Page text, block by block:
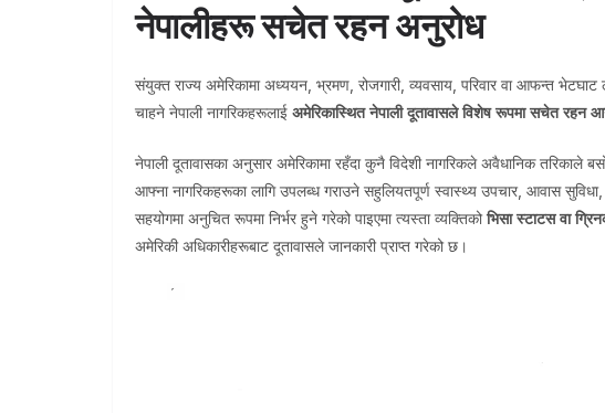
नेपालीहरू सचेत रहन अनुरोध
संयुक्त राज्य अमेरिकामा अध्ययन, भ्रमण, रोजगारी, व्यवसाय, परिवार वा आफन्त भेटघाट
चाहने नेपाली नागरिकहरूलाई अमेरिकास्थित नेपाली दूतावासले विशेष रूपमा सचेत रहन
नेपाली दूतावासका अनुसार अमेरिकामा रहँदा कुनै विदेशी नागरिकले अवैधानिक तरिकाले
आफ्ना नागरिकहरूका लागि उपलब्ध गराउने सहुलियतपूर्ण स्वास्थ्य उपचार, आवास सुविधा,
सहयोगमा अनुचित रूपमा निर्भर हुने गरेको पाइएमा त्यस्ता व्यक्तिकोभिसा स्टाटस वा
अमेरिकी अधिकारीहरूबाट दूतावासले जानकारी प्राप्त गरेको छ।